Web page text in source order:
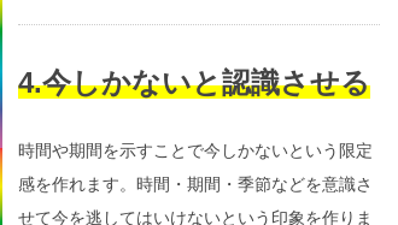
4.今しかないと認識させる
時間や期間を示すことで今しかないという限定
感を作れます。時間・期間・季節などを意識さ
せて今を逃してはいけないという印象を作りま